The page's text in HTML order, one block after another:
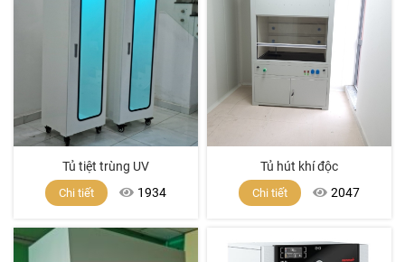
Tủ tiệt trùng UV
Chi tiết 1934
Tủ hút khí độc
Chi tiết 2047